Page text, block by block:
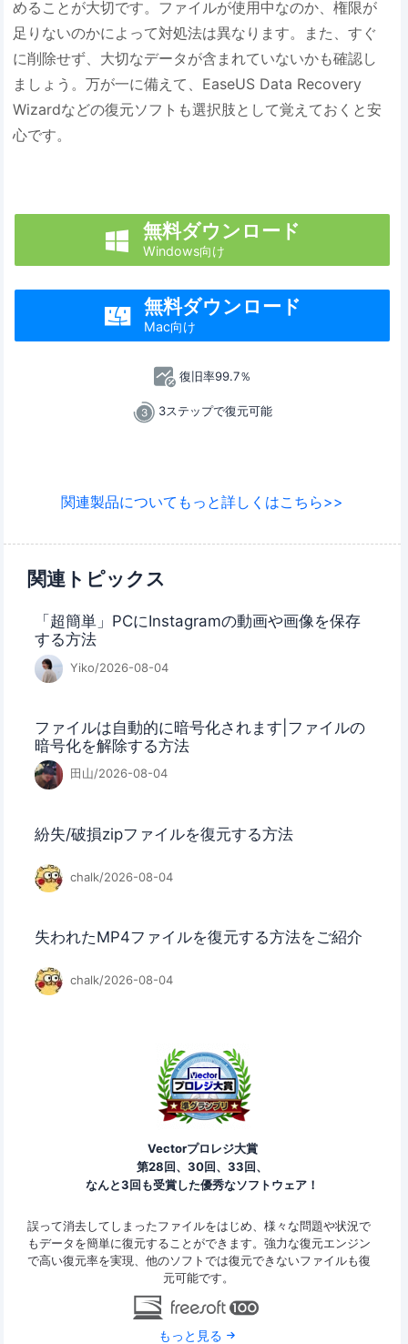
めることが大切です。ファイルが使用中なのか、権限が
足りないのかによって対処法は異なります。また、すぐ
に削除せず、大切なデータが含まれていないかも確認し
ましょう。万が一に備えて、EaseUS Data Recovery
Wizardなどの復元ソフトも選択肢として覚えておくと安
心です。
 無料ダウンロード
Windows向け
 無料ダウンロード
Mac向け
復旧率99.7％
3ステップで復元可能
関連製品についてもっと詳しくはこちら>>
関連トピックス
「超簡単」PCにInstagramの動画や画像を保存
する方法
Yiko/2026-08-04
ファイルは自動的に暗号化されます|ファイルの
暗号化を解除する方法
田山/2026-08-04
紛失/破損zipファイルを復元する方法
chalk/2026-08-04
失われたMP4ファイルを復元する方法をご紹介
chalk/2026-08-04
Vectorプロレジ大賞
第28回、30回、33回、
なんと3回も受賞した優秀なソフトウェア！
誤って消去してしまったファイルをはじめ、様々な問題や状況で
もデータを簡単に復元することができます。強力な復元エンジン
で高い復元率を実現、他のソフトでは復元できないファイルも復
元可能です。
もっと見る